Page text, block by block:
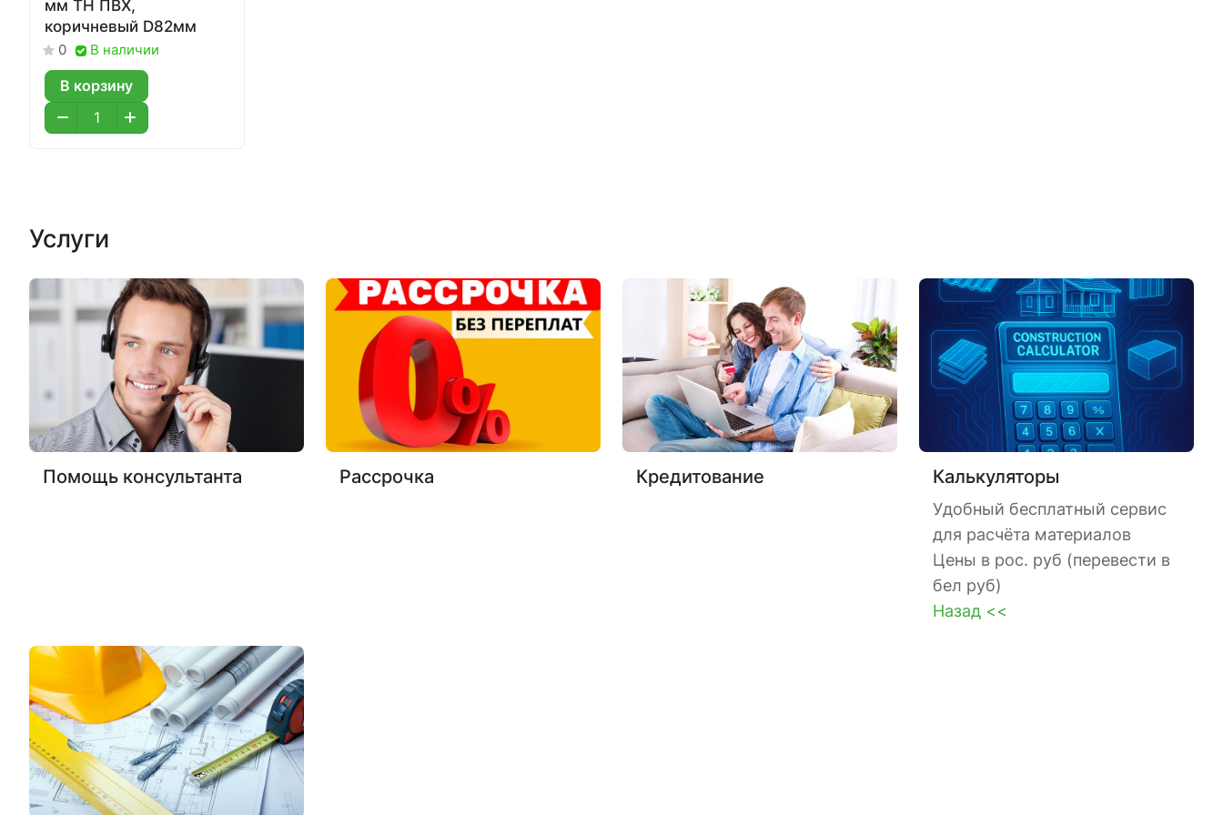
мм ТН ПВХ,
коричневый D82мм
0 В наличии
В корзину
Услуги
Помощь консультанта Рассрочка Кредитование Калькуляторы
Удобный бесплатный сервис
для расчёта материалов
Цены в рос. руб (перевести в
бел руб)
Назад <<